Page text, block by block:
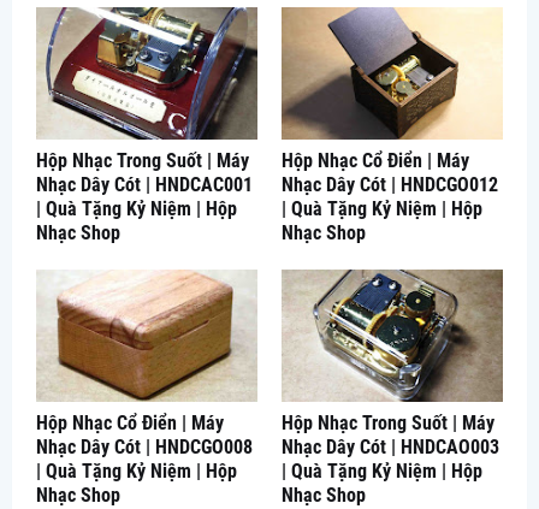
Hộp Nhạc Trong Suốt | Máy
Nhạc Dây Cót | HNDCAC001
| Quà Tặng Kỷ Niệm | Hộp
Nhạc Shop
Hộp Nhạc Cổ Điển | Máy
Nhạc Dây Cót | HNDCGO012
| Quà Tặng Kỷ Niệm | Hộp
Nhạc Shop
Hộp Nhạc Cổ Điển | Máy
Nhạc Dây Cót | HNDCGO008
| Quà Tặng Kỷ Niệm | Hộp
Nhạc Shop
Hộp Nhạc Trong Suốt | Máy
Nhạc Dây Cót | HNDCAO003
| Quà Tặng Kỷ Niệm | Hộp
Nhạc Shop